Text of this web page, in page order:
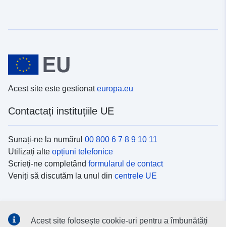
Acest site este gestionateuropa.eu
Contactați instituțiile UE
Sunați-ne la numărul 00 800 6 7 8 9 10 11
Utilizați alte opțiuni telefonice
Scrieți-ne completând formularul de contact
Veniți să discutăm la unul din centrele UE
Acest site folosește cookie-uri pentru a îmbunătăți